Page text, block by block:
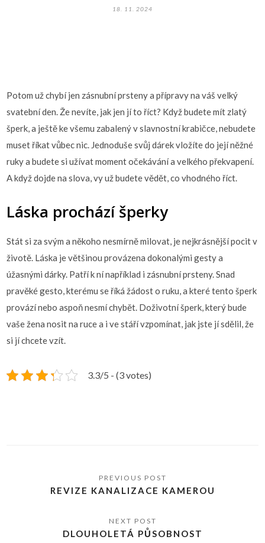
18. 11. 2024
Potom už chybí jen zásnubní prstenya přípravy na váš velký
svatební den. Že nevíte, jak jen jí to říct? Když budete mít zlatý
šperk, a ještě ke všemu zabalený v slavnostní krabičce, nebudete
muset říkat vůbec nic. Jednoduše svůj dárek vložíte do její něžné
ruky a budete si užívat moment očekávání a velkého překvapení.
A když dojde na slova, vy už budete vědět, co vhodného říct.
Láska prochází šperky
Stát si za svým a někoho nesmírně milovat, je nejkrásnější pocit v
životě. Láska je většinou provázena dokonalými gesty a
úžasnými dárky. Patří k ní například i zásnubní prsteny. Snad
pravěké gesto, kterému se říká žádost o ruku, a které tento šperk
provází nebo aspoň nesmí chybět. Doživotní šperk, který bude
vaše žena nosit na ruce a i ve stáří vzpomínat, jak jste jí sdělil, že
si jí chcete vzít.
3.3/5 - (3 votes)
REVIZE KANALIZACE KAMEROU
DLOUHOLETÁ PŮSOBNOST